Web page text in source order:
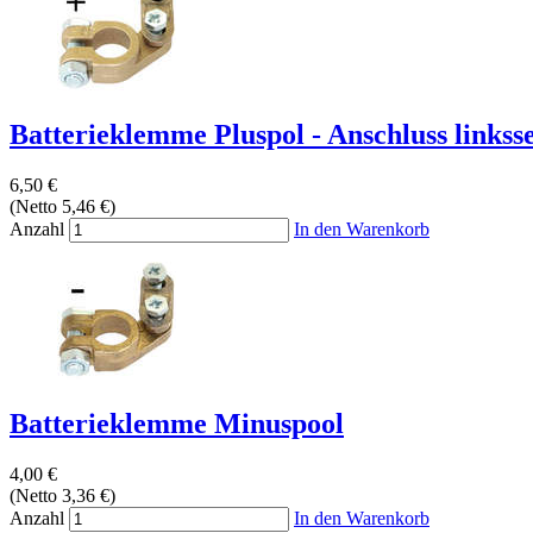
Batterieklemme Pluspol - Anschluss
6,50 €
(Netto 5,46 €)
Anzahl
In den Warenkorb
Batterieklemme Minuspool
4,00 €
(Netto 3,36 €)
Anzahl
In den Warenkorb